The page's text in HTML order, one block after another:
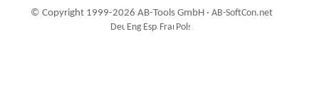
© Copyright 1999-2026 AB-Tools GmbH · AB-SoftCon.net